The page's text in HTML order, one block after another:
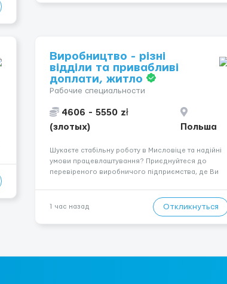
Виробництво - різні
відділи та привабливі
доплати, житло
Рабочие специальности
4606 - 5550 zł
(злотых)
Польша
Шукаєте стабільну роботу в Мисловіце та надійні
умови працевлаштування? Приєднуйтеся до
перевіреного виробничого підприємства, де Ви
відповідно до Ваших навичок
Локація: Мисловіце Форма пр...
1 час назад Откликнуться